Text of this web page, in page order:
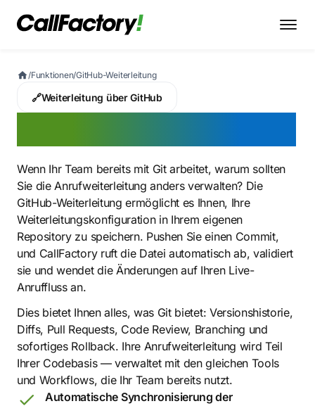
/Funktionen/GitHub-Weiterleitung
🔗Weiterleitung über GitHub
Wenn Ihr Team bereits mit Git arbeitet, warum sollten
Sie die Anrufweiterleitung anders verwalten? Die
GitHub-Weiterleitung ermöglicht es Ihnen, Ihre
Weiterleitungskonfiguration in Ihrem eigenen
Repository zu speichern. Pushen Sie einen Commit,
und CallFactory ruft die Datei automatisch ab, validiert
sie und wendet die Änderungen auf Ihren Live-
Anruffluss an.
Dies bietet Ihnen alles, was Git bietet: Versionshistorie,
Diffs, Pull Requests, Code Review, Branching und
sofortiges Rollback. Ihre Anrufweiterleitung wird Teil
Ihrer Codebasis — verwaltet mit den gleichen Tools
und Workflows, die Ihr Team bereits nutzt.
Automatische Synchronisierung der